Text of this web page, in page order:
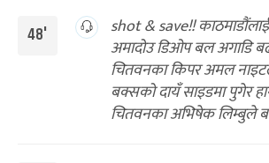
48'
shot & save!!
अमादोउ डिओप बल अगाडि
चितवनका किपर अमल
बक्सको दायँ साइडमा पुगेर
चितवनका अभिषेक लिम्बुले